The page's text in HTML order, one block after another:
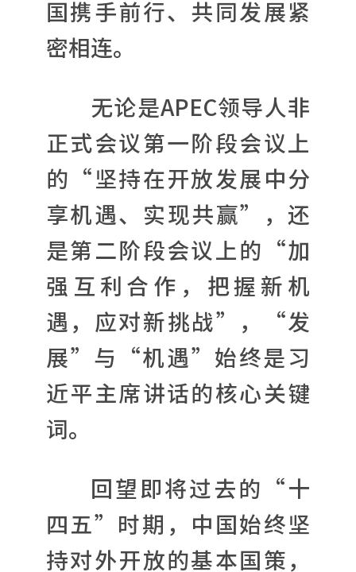
国携手前行、共同发展紧
密相连。
无论是APEC领导人非
正式会议第一阶段会议上
的“坚持在开放发展中分
享机遇、实现共赢”，还
是第二阶段会议上的“加
强互利合作，把握新机
遇，应对新挑战”，“发
展”与“机遇”始终是习
近平主席讲话的核心关键
词。
回望即将过去的“十
四五”时期，中国始终坚
持对外开放的基本国策，